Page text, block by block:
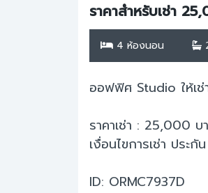
ราคาสำหรับเช่า
4 ห้องนอน
ออฟฟิศ Studio ให้เ
ราคาเช่า : 25,000
เงื่อนไขการเช่า ประ
ID: ORMC7937D